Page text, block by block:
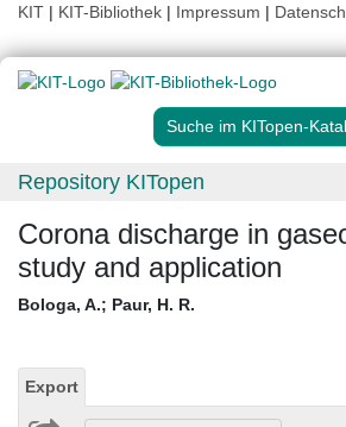
KIT | KIT-Bibliothek | Impressum |
Suche im KITopen-
Repository KITopen
Corona discharge in
study and application
Bologa, A.; Paur, H. R.
Export